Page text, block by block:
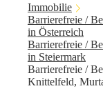
Immobilie
Barrierefreie /
in Österreich
Barrierefreie /
in Steiermark
Barrierefreie /
Knittelfeld,